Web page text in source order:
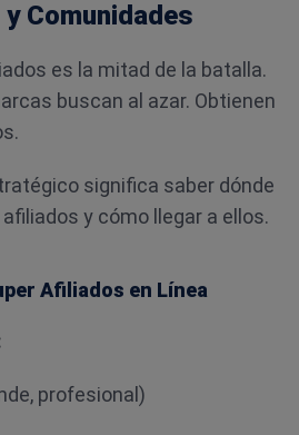
Comunidades
es la mitad de la batalla.
buscan al azar. Obtienen
significa saber dónde
y cómo llegar a ellos.
Afiliados en Línea
profesional)